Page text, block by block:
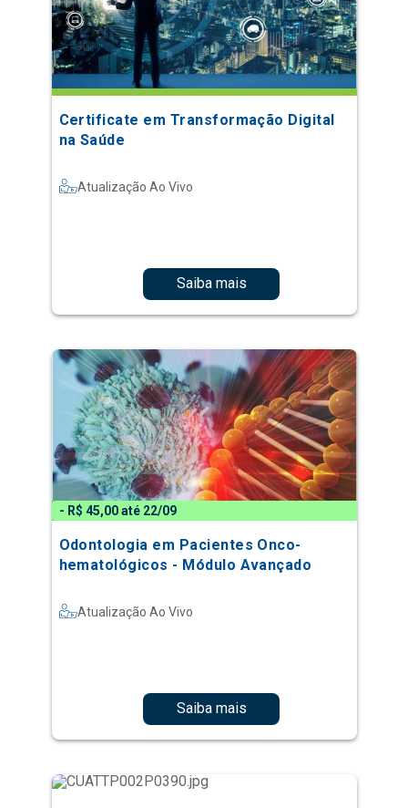
Certificate em Transformação Digital
na Saúde
Atualização Ao Vivo
Saiba mais
- R$ 45,00 até 22/09
Odontologia em Pacientes Onco-
hematológicos - Módulo Avançado
Atualização Ao Vivo
Saiba mais